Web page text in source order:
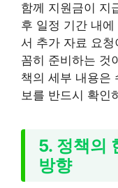
함께 지원금이 지
후 일정 기간 내
서 추가 자료 요
꼼히 준비하는 것
책의 세부 내용은
보를 반드시 확인
5. 정책의
방향